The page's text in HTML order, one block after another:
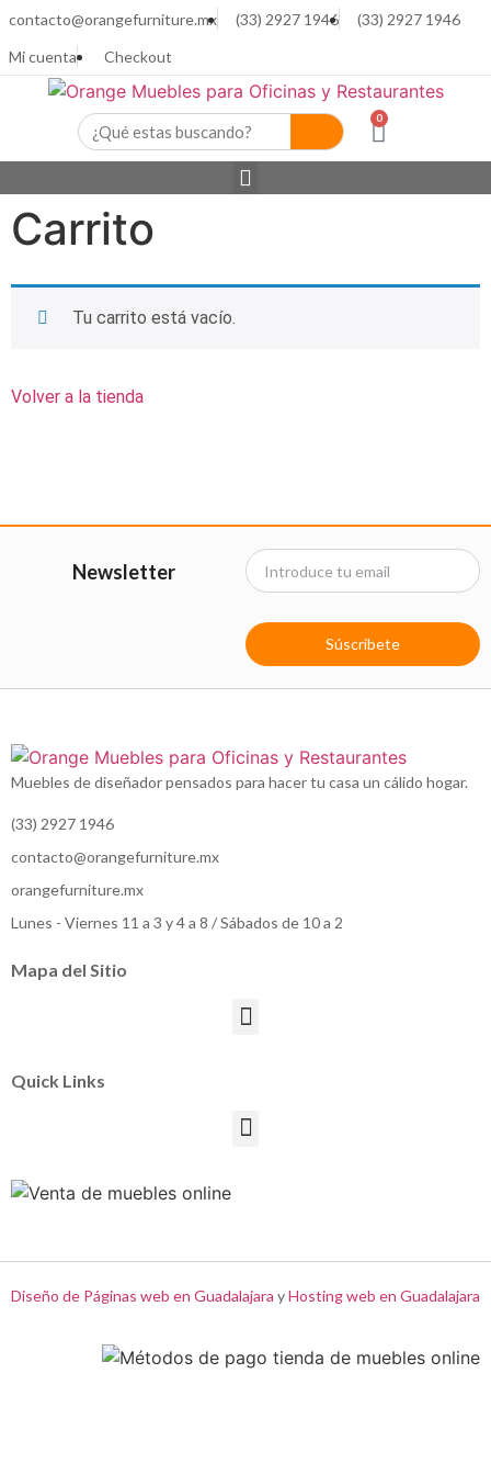
contacto@orangefurniture.mx (33) 2927 1946
(33) 2927 1946
Mi cuenta
Checkout
0
Carrito
Tu carrito está vacío.
Volver a la tienda
Newsletter
Súscribete
Muebles de diseñador pensados para hacer tu casa un cálido hogar.
(33) 2927 1946
contacto@orangefurniture.mx
orangefurniture.mx
Lunes - Viernes 11 a 3 y 4 a 8 / Sábados de 10 a 2
Mapa del Sitio
Quick Links
Diseño de Páginas web en Guadalajara yHosting web en Guadalajara